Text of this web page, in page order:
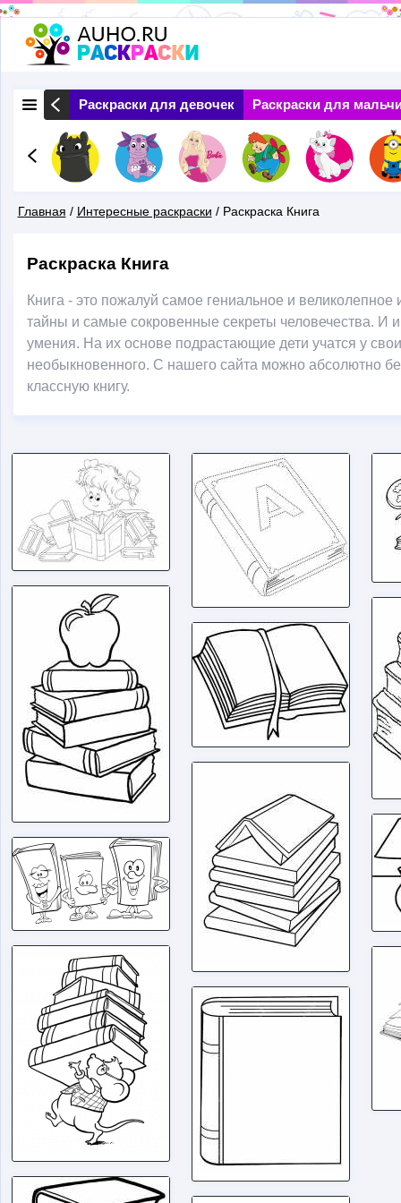
Перейти
к
основному
содержанию
Природа Раскраски для девочек Раскраски для
Здесь
Главная / Интересные раскраски / Раскраска Книга
Раскраска Книга
Книга - это пожалуй самое гениальное и
тайны и самые сокровенные секреты человечества. И
умения. На их основе подрастающие дети учатся у
необыкновенного. С нашего сайта можно абсолютно
классную книгу.